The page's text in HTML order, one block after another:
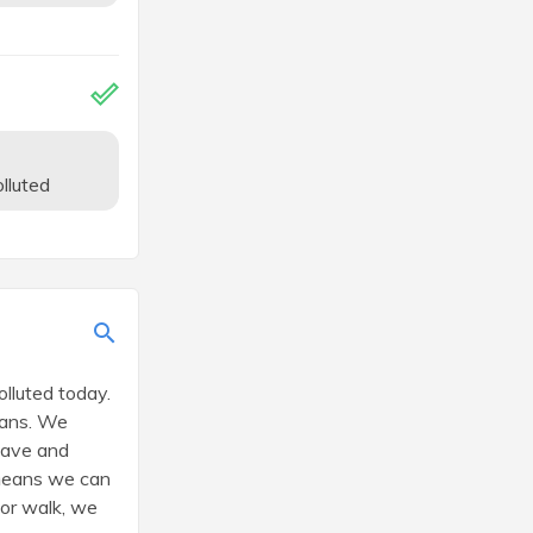
today.
We
and
we can
walk, we